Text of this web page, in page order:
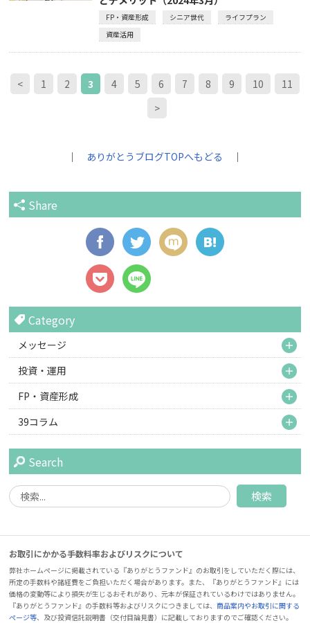
FP・資産形成 シニア世代
ライフプラン
資産活用
< 1 2 3 4 5 6 7 8 9 10
11
>
｜ ありがとうブログTOPへもどる ｜
Share
Category
メッセージ
投資・運用
FP・資産形成
39コラム
Search
お取引にかかる手数料率およびリスクについて
弊社ホームページに掲載されている『ありがとうファンド』のお取引をしていただく際には、
所定の手数料や諸経費をご負担いただく場合があります。また、『ありがとうファンド』には
価格の変動等により損失が生じるおそれがあり、元本が保証されているわけではありません。
『ありがとうファンド』の手数料等およびリスクにつきましては、商品案内やお取引に関する
ページ等、及び投資信託説明書（交付目論見書）に記載しておりますのでご確認ください。